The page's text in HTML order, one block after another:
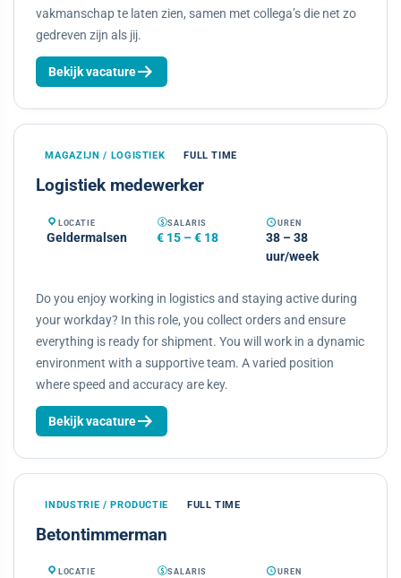
vakmanschap te laten zien, samen met collega’s die net zo
gedreven zijn als jij.
Bekijk vacature
MAGAZIJN / LOGISTIEK FULL TIME
Logistiek medewerker
LOCATIE
Geldermalsen
SALARIS
€ 15 – € 18
UREN
38 – 38
uur/week
Do you enjoy working in logistics and staying active during
your workday? In this role, you collect orders and ensure
everything is ready for shipment. You will work in a dynamic
environment with a supportive team. A varied position
where speed and accuracy are key.
Bekijk vacature
INDUSTRIE / PRODUCTIE FULL TIME
Betontimmerman
LOCATIE SALARIS UREN